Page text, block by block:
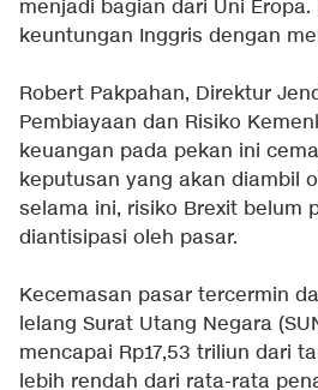
menjadi bagian dari Uni
keuntungan Inggris dengan
Robert Pakpahan, Direktur
Pembiayaan dan Risiko
keuangan pada pekan ini
keputusan yang akan diambil
selama ini, risiko Brexit belum
diantisipasi oleh pasar.
Kecemasan pasar tercermin
lelang Surat Utang Negara
mencapai Rp17,53 triliun dari
lebih rendah dari rata-rata